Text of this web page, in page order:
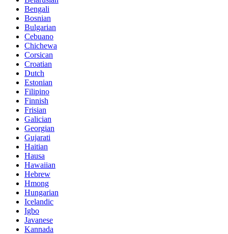
Bengali
Bosnian
Bulgarian
Cebuano
Chichewa
Corsican
Croatian
Dutch
Estonian
Filipino
Finnish
Frisian
Galician
Georgian
Gujarati
Haitian
Hausa
Hawaiian
Hebrew
Hmong
Hungarian
Icelandic
Igbo
Javanese
Kannada